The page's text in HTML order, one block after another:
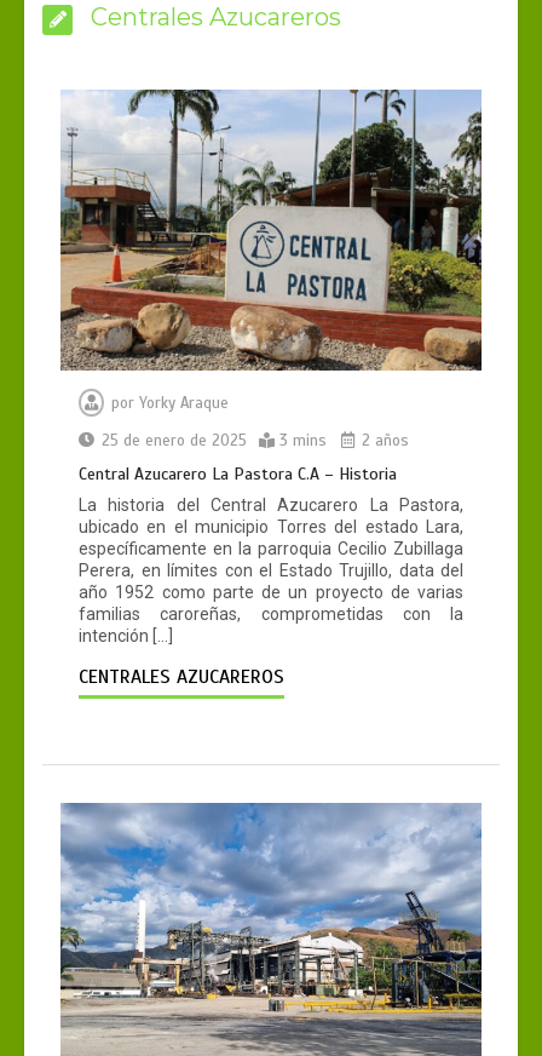
Centrales Azucareros
por Yorky Araque
25 de enero de 2025
3 mins 2 años
Central Azucarero La Pastora C.A – Historia
La historia del Central Azucarero La Pastora,
ubicado en el municipio Torres del estado Lara,
específicamente en la parroquia Cecilio Zubillaga
Perera, en límites con el Estado Trujillo, data del
año 1952 como parte de un proyecto de varias
familias caroreñas, comprometidas con la
intención […]
CENTRALES AZUCAREROS